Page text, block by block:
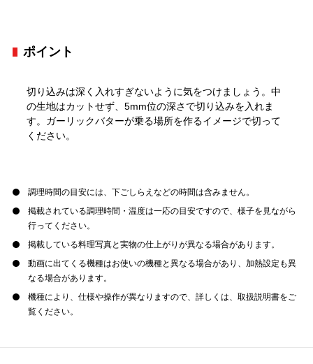
ポイント
切り込みは深く入れすぎないように気をつけましょう。中
の生地はカットせず、5mm位の深さで切り込みを入れま
す。ガーリックバターが乗る場所を作るイメージで切って
ください。
調理時間の目安には、下ごしらえなどの時間は含みません。
掲載されている調理時間・温度は一応の目安ですので、様子を見ながら
行ってください。
掲載している料理写真と実物の仕上がりが異なる場合があります。
動画に出てくる機種はお使いの機種と異なる場合があり、加熱設定も異
なる場合があります。
機種により、仕様や操作が異なりますので、詳しくは、取扱説明書をご
覧ください。